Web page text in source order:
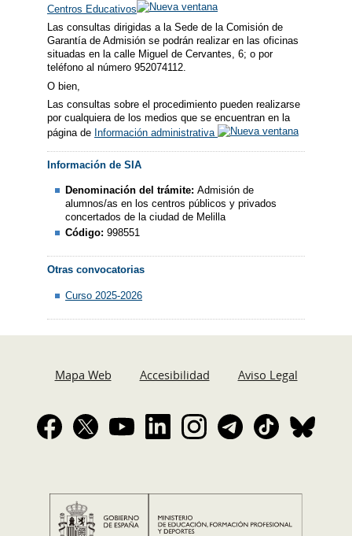
Centros Educativos
Las consultas dirigidas a la Sede de la Comisión de
Garantía de Admisión se podrán realizar en las oficinas
situadas en la calle Miguel de Cervantes, 6; o por
teléfono al número 952074112.
O bien,
Las consultas sobre el procedimiento pueden realizarse
por cualquiera de los medios que se encuentran en la
página de Información administrativa
Información de SIA
Denominación del trámite:Admisión de
alumnos/as en los centros públicos y privados
concertados de la ciudad de Melilla
Código:998551
Otras convocatorias
Curso 2025-2026
Mapa Web Accesibilidad Aviso Legal